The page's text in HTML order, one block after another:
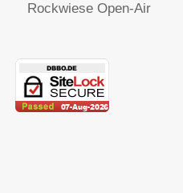
Rockwiese Open-Air